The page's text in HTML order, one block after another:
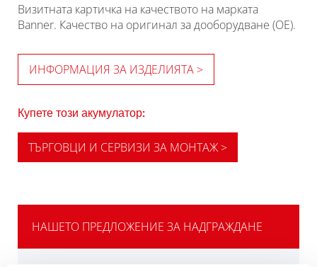
Визитната картичка на качеството на марката
Banner. Качество на оригинал за дооборудване (OE).
ИНФОРМАЦИЯ ЗА ИЗДЕЛИЯТА >
Купете този акумулатор:
ТЪРГОВЦИ И СЕРВИЗИ ЗА МОНТАЖ >
НАШЕТО ПРЕДЛОЖЕНИЕ ЗА НАДГРАЖДАНЕ